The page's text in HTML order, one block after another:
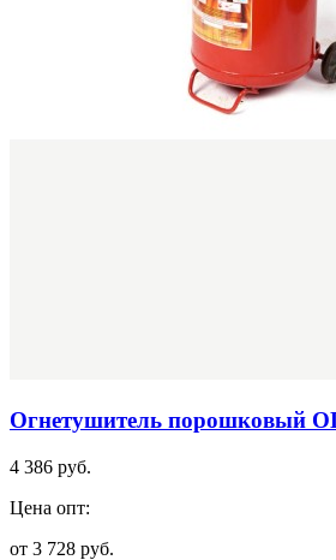
Огнетушитель порошковый
4 386 руб.
Цена опт:
от 3 728 руб.